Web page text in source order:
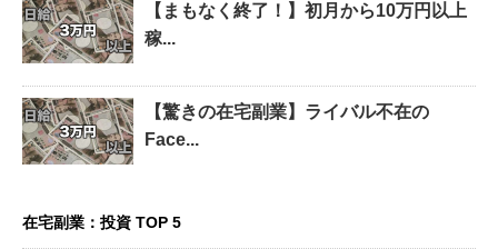
【まもなく終了！】初月から10万円以上
稼...
【驚きの在宅副業】ライバル不在の
Face...
在宅副業：投資 TOP 5